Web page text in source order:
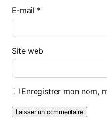
E-mail *
Site web
Enregistrer mon nom,